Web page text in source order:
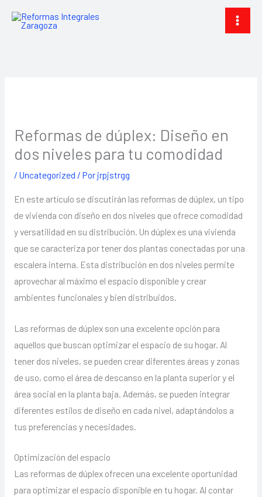
Reformas de dúplex: Diseño en
dos niveles para tu comodidad
/ Uncategorized / Por jrpjstrgg
En este artículo se discutirán las reformas de dúplex, un tipo
de vivienda con diseño en dos niveles que ofrece comodidad
y versatilidad en su distribución. Un dúplex es una vivienda
que se caracteriza por tener dos plantas conectadas por una
escalera interna. Esta distribución en dos niveles permite
aprovechar al máximo el espacio disponible y crear
ambientes funcionales y bien distribuidos.
Las reformas de dúplex son una excelente opción para
aquellos que buscan optimizar el espacio de su hogar. Al
tener dos niveles, se pueden crear diferentes áreas y zonas
de uso, como el área de descanso en la planta superior y el
área social en la planta baja. Además, se pueden integrar
diferentes estilos de diseño en cada nivel, adaptándolos a
tus preferencias y necesidades.
Optimización del espacio
Las reformas de dúplex ofrecen una excelente oportunidad
para optimizar el espacio disponible en tu hogar. Al contar